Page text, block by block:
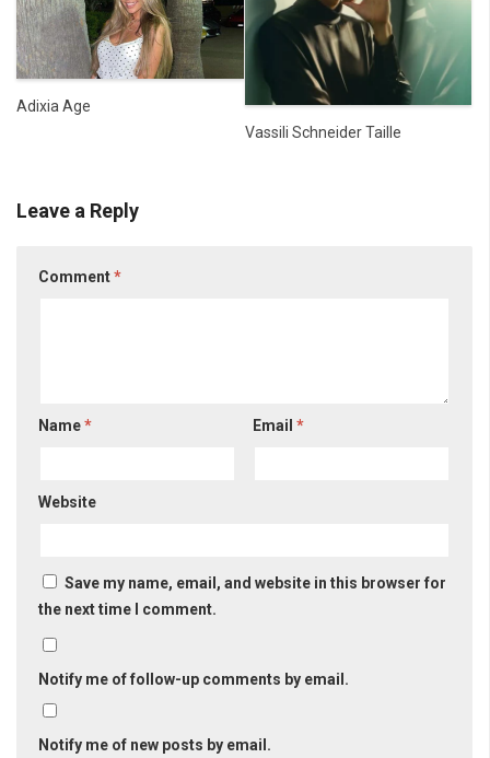
Adixia Age
Vassili Schneider Taille
Leave a Reply
Comment*
Name* Email*
Website
Save my name, email, and website in this browser for
the next time I comment.
Notify me of follow-up comments by email.
Notify me of new posts by email.